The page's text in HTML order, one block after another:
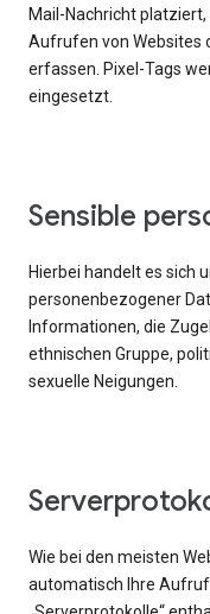
Mail-Nachricht
Aufrufen von Websites
erfassen. Pixel-Tags
eingesetzt.
Sensible
Hierbei handelt es sich
personenbezogener
Informationen, die
ethnischen Gruppe,
sexuelle Neigungen.
Wie bei den meisten
automatisch Ihre